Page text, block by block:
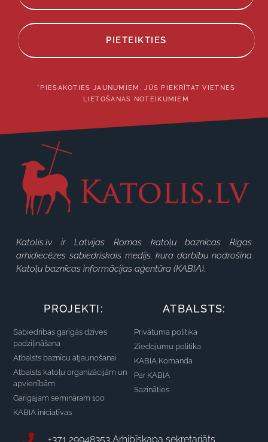
PIETEIKTIES
*PIESAKOTIES JAUNUMIEM, JŪS PIEKRĪTAT VIETNES
LIETOŠANAS NOTEIKUMIEM
Katolis.lv ir Latvijas Romas katoļu baznīcas Rīgas
arhidiecēzes sabiedriskais medijs, kura darbību nodrošina
Katoļu baznīcas informācijas aģentūra (KABIA).
PROJEKTI:
Sabiedrības garīgās dzīves
padziļināšana
Atbalsts baznīcu atjaunošanai
Atbalsts katoļu organizācijām un
apvienībām
Garīgajam semināram 100
KABIA iniciatīvas
ATBALSTS:
Privātuma politika
Ziedojumu politika
KABIA Komanda
Par KABIA
Sazināties
+371 29948353 Arhibīskapa sekretariāts